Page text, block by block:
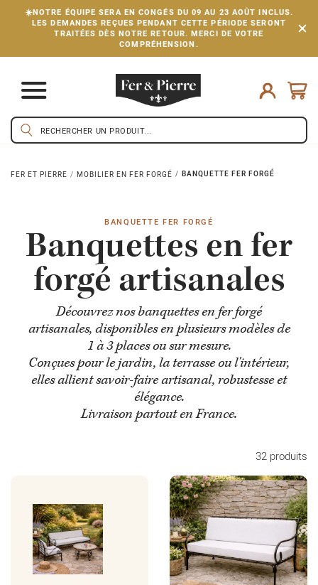
☀️NOTRE ÉQUIPE SERA EN CONGÉS DU 09 AU 23 AOÛT INCLUS.
LES DEMANDES REÇUES PENDANT CETTE PÉRIODE SERONT
TRAITÉES DÈS NOTRE RETOUR. MERCI DE VOTRE
COMPRÉHENSION.
FER ET PIERRE MOBILIER EN FER FORGÉ BANQUETTE FER FORGÉ
BANQUETTE FER FORGÉ
Banquettes en fer
forgé artisanales
Découvrez nos banquettes en fer forgé
artisanales, disponibles en plusieurs modèles de
1 à 3 places ou sur mesure.
Conçues pour le jardin, la terrasse ou l'intérieur,
elles allient savoir-faire artisanal, robustesse et
élégance.
Livraison partout en France.
32 produits